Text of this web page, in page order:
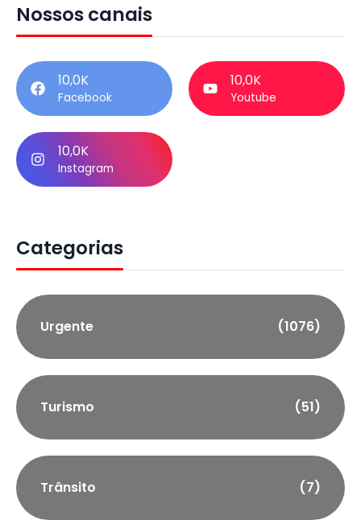
Nossos canais
10,0K
Facebook
10,0K
Youtube
10,0K
Instagram
Categorias
Urgente (1076)
Turismo (51)
Trânsito (7)